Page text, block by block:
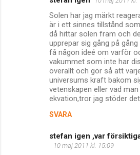
Solen har jag märkt
är i ett sinnes tillstånd
då hittar solen fram och
upprepar sig gång på
få någon ideé om varför
vakummet som inte har
överallt och gör så att
universums kraft bakom
vetenskapen eller vad
ekvation,tror jag stöder
SVARA
stefan igen ,var
10 maj 2011 kl. 15:09